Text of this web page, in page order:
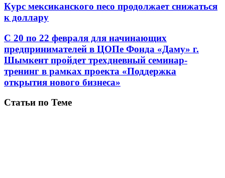
Курс мексиканского песо продолжает снижаться
к доллару
С 20 по 22 февраля для начинающих
предпринимателей в ЦОПе Фонда «Даму» г.
Шымкент пройдет трехдневный семинар-
тренинг в рамках проекта «Поддержка
открытия нового бизнеса»
Статьи по Теме